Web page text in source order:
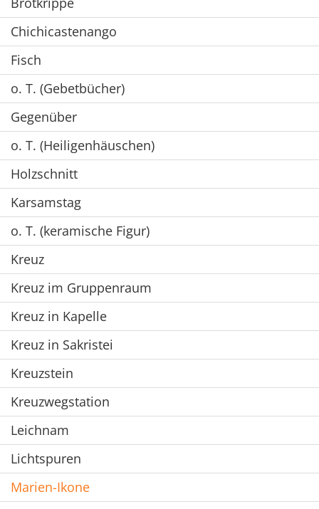
Chichicastenango
Fisch
o. T. (Gebetbücher)
Gegenüber
o. T. (Heiligenhäuschen)
Holzschnitt
Karsamstag
o. T. (keramische Figur)
Kreuz
Kreuz im Gruppenraum
Kreuz in Kapelle
Kreuz in Sakristei
Kreuzstein
Kreuzwegstation
Leichnam
Lichtspuren
Marien-Ikone